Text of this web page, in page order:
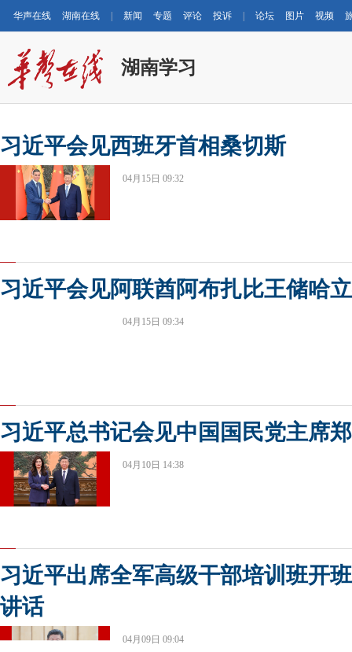
华声在线 湖南在线 新闻 专题 评论 投诉 论坛 图片 视频
湖南学习
习近平会见西班牙首相桑切斯
04月15日 09:32
习近平会见阿联酋阿布扎比王储哈
04月15日 09:34
习近平总书记会见中国国民党主席
04月10日 14:38
习近平出席全军高级干部培训班开
讲话
04月09日 09:04